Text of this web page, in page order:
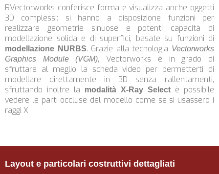
RVectorworks conferisce forma e visualizza anche oggetti
3D complessi: si hanno a disposizione funzioni per
realizzare geometrie sinuose e potenti capacità di
modellazione solida e di superfici, basate su funzioni di
modellazione NURBS. Grazie alla tecnologia Vectorworks
Graphics Module (VGM), Vectorworks è in grado di
sfruttare al meglio la scheda video per permetterti di
modellare direttamente in 3D senza rallentamenti,
sfruttando inoltre la
modalità X-Ray Select è possibile
vedere le parti occluse del modello come se si usassero i
raggi X
Layout e particolari costruttivi dettagliati